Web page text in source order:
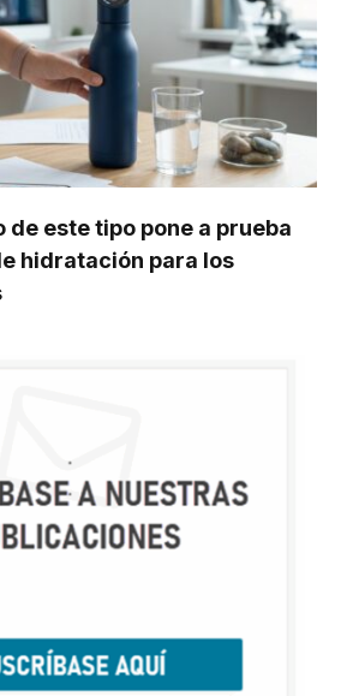
de este tipo pone a prueba
hidratación para los